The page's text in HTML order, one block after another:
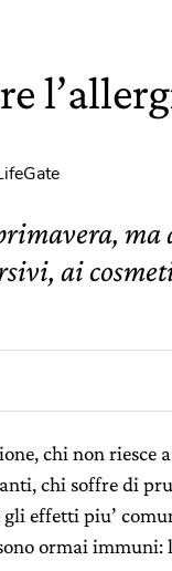
ma
ai
chi non riesce
chi soffre di
effetti piu’
ormai immuni: